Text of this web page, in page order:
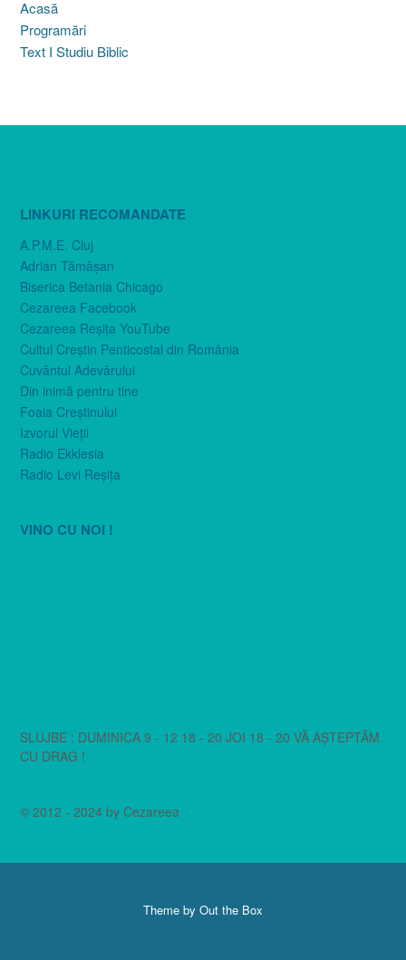
Acasă
Programări
Text I Studiu Biblic
LINKURI RECOMANDATE
A.P.M.E. Cluj
Adrian Tămăşan
Biserica Betania Chicago
Cezareea Facebook
Cezareea Reşiţa YouTube
Cultul Creştin Penticostal din România
Cuvântul Adevărului
Din inimă pentru tine
Foaia Creştinului
Izvorul Vieţii
Radio Ekklesia
Radio Levi Reşiţa
VINO CU NOI !
SLUJBE : DUMINICA 9 - 12 18 - 20 JOI 18 - 20 VĂ AȘTEPTĂM
CU DRAG !
© 2012 - 2024 by Cezareea
Theme by Out the Box